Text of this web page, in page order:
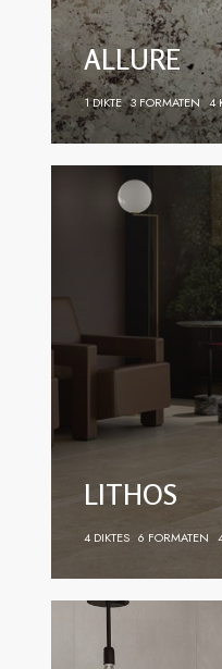
ALLURE
1 DIKTE 3 FORMATEN 4
LITHOS
4 DIKTES 6 FORMATEN